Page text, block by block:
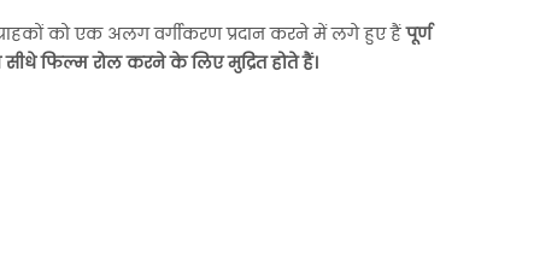
को एक अलग वर्गीकरण प्रदान करने में लगे हुए हैंपूर्ण
सीधे फिल्म रोल करने के लिए मुद्रित होते हैं।